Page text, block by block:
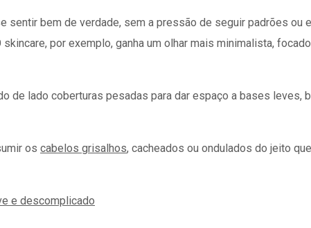
bem de verdade, sem a pressão de seguir padrões ou
por exemplo, ganha um olhar mais minimalista,
de lado coberturas pesadas para dar espaço a bases
os cabelos grisalhos, cacheados ou ondulados do jeito
e descomplicado